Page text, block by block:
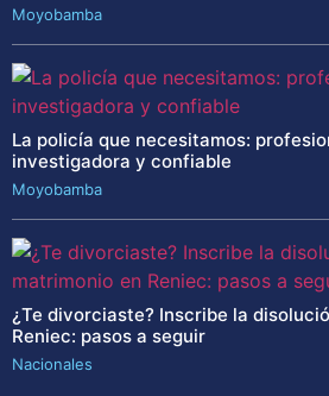
Moyobamba
La policía que necesitamos:
investigadora y confiable
Moyobamba
¿Te divorciaste? Inscribe la
Reniec: pasos a seguir
Nacionales